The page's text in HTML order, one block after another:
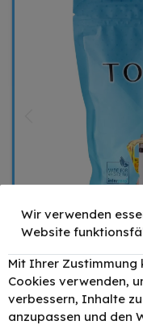
Wir verwenden
Website
Mit Ihrer Zustimmung
Cookies verwenden,
verbessern, Inhalte
anzupassen und den